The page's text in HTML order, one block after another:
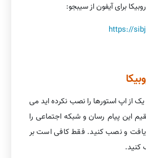
برای آیفون از سیبجو:
https://
از اپ استورها را نصب نکرده اید می
این پیام رسان و شبکه اجتماعی را
و نصب کنید. فقط کافی است بر
کنید.